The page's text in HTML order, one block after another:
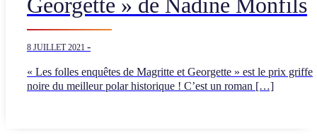
Georgette » de Nadine Monfils
8 JUILLET 2021 -
« Les folles enquêtes de Magritte et Georgette » est le prix griffe
noire du meilleur polar historique ! C’est un roman […]